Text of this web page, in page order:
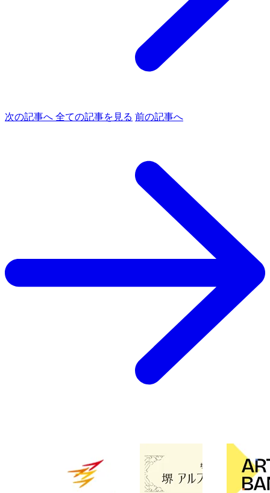
次の記事へ 全ての記事を見る 前の記事へ